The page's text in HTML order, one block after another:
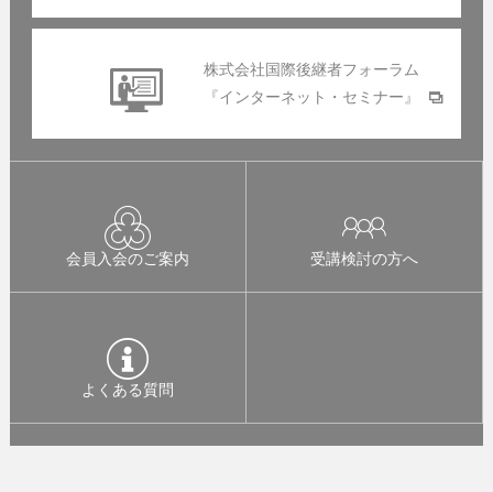
株式会社国際後継者フォーラム
『インターネット・セミナー』
会員入会のご案内 受講検討の方へ
よくある質問